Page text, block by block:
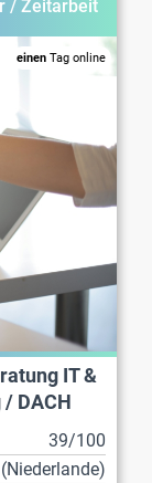
/ Zeitarbeit
einen Tag online
IT &
DACH
39/100